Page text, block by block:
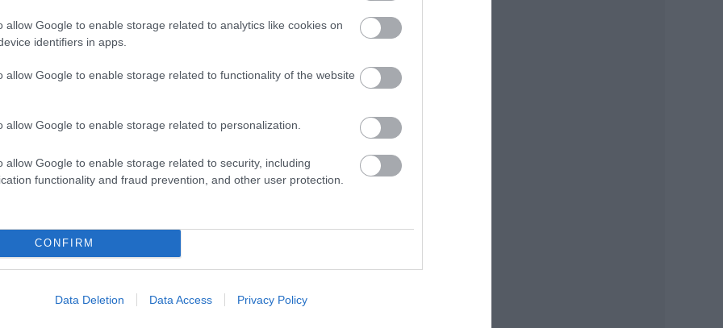
allow Google to enable storage related to analytics like cookies on
identifiers in apps.
allow Google to enable storage related to functionality of the website
allow Google to enable storage related to personalization.
allow Google to enable storage related to security, including
functionality and fraud prevention, and other user protection.
CONFIRM
Data Deletion Data Access Privacy Policy
koreai népdal, mely magában foglalja a koreai
kulturális örökségeként pedig a jövő álmát és
hanem a még mai napig megborzongató szerelem
mutat be, melyek az “Arirang hangulatát” hívják